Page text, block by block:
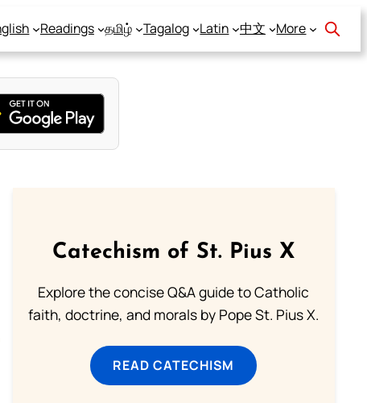
Readings தமிழ் Tagalog Latin 中文 More
Catechism of St. Pius X
Explore the concise Q&A guide to Catholic
faith, doctrine, and morals by Pope St. Pius X.
READ CATECHISM